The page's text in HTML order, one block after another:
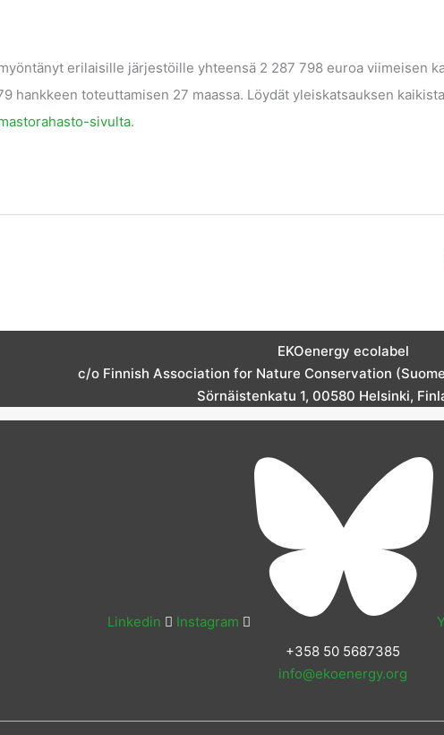
erilaisille järjestöille yhteensä 2 287 798 euroa viimeisen
hankkeen toteuttamisen 27 maassa. Löydät yleiskatsauksen
sivulta.
EKOenergy ecolabel
c/o Finnish Association for Nature Conservation
Sörnäistenkatu 1, 00580 Helsinki,
Linkedin Instagram
+358 50 5687385
info@ekoenergy.org